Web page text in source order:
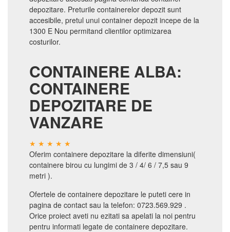
depozitare. Preturile containerelor depozit sunt
accesibile, pretul unui container depozit incepe de la
1300 E Nou permitand clientilor optimizarea
costurilor.
CONTAINERE ALBA:
CONTAINERE
DEPOZITARE DE
VANZARE
Oferim containere depozitare la diferite dimensiuni(
containere birou cu lungimi de 3 / 4/ 6 / 7,5 sau 9
metri ).
Ofertele de containere depozitare le puteti cere in
pagina de contact sau la telefon: 0723.569.929 .
Orice proiect aveti nu ezitati sa apelati la noi pentru
pentru informati legate de containere depozitare.